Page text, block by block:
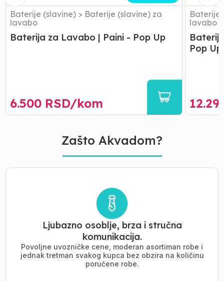
Baterije (slavine) > Baterije (slavine) za
lavabo
Baterija za Lavabo | Paini - Pop Up
6.500 RSD/kom
Baterije
lavabo
Pop Up
Zašto Akvadom?
Ljubazno osoblje, brza i stručna
komunikacija.
Povoljne uvozničke cene, moderan asortiman robe i
jednak tretman svakog kupca bez obzira na količinu
poručene robe.